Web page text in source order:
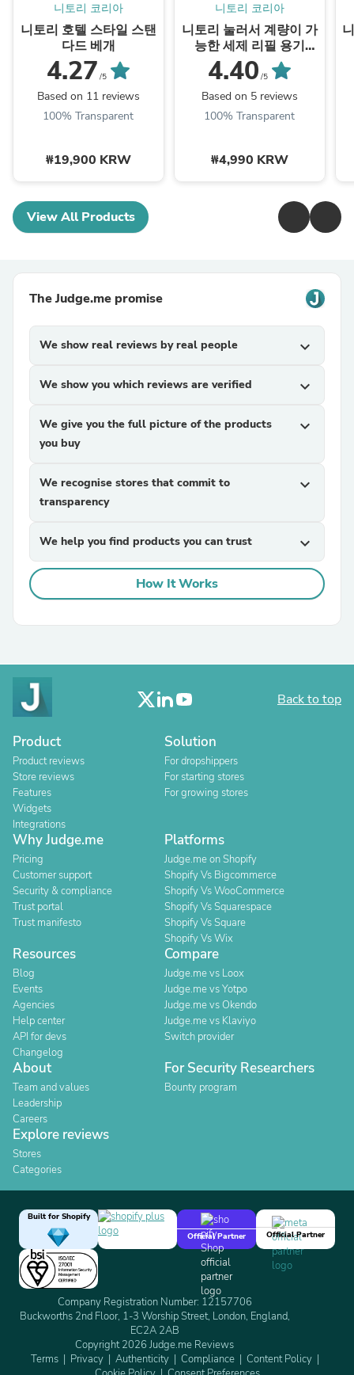
니토리 코리아
니토리 호텔 스타일 스탠
다드 베개
4.27 /5
Based on 11 reviews
100% Transparent
₩19,900 KRW
니토리 코리아
니토리 눌러서 계량이 가
능한 세제 리필 용기
(600㎖)
4.40 /5
Based on 5 reviews
100% Transparent
₩4,990 KRW
View All Products
The Judge.me promise
We show real reviews by real people expand_more
We show you which reviews are verified expand_more
We give you the full picture of the products
you buy
expand_more
We recognise stores that commit to
transparency
expand_more
We help you find products you can trust expand_more
How It Works
Back to top
Product
Product reviews
Store reviews
Features
Widgets
Integrations
Solution
For dropshippers
For starting stores
For growing stores
Why Judge.me
Pricing
Customer support
Security & compliance
Trust portal
Trust manifesto
Platforms
Judge.me on Shopify
Shopify Vs Bigcommerce
Shopify Vs WooCommerce
Shopify Vs Squarespace
Shopify Vs Square
Shopify Vs Wix
Resources
Blog
Events
Agencies
Help center
API for devs
Changelog
Compare
Judge.me vs Loox
Judge.me vs Yotpo
Judge.me vs Okendo
Judge.me vs Klaviyo
Switch provider
About
Team and values
Leadership
Careers
For Security Researchers
Bounty program
Explore reviews
Stores
Categories
Built for Shopify
Official Partner
Official Partner
Company Registration Number: 12157706
Buckworths 2nd Floor, 1-3 Worship Street, London, England,
EC2A 2AB
Copyright 2026 Judge.me Reviews
Terms
Privacy Authenticity Compliance
Content Policy